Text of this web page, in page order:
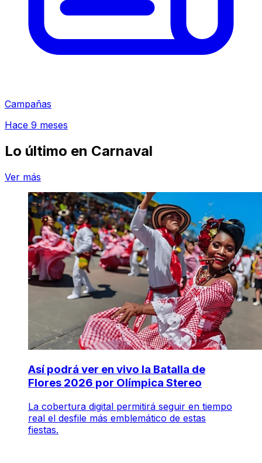
Campañas
Hace 9 meses
Lo último en Carnaval
Ver más
Así podrá ver en vivo la Batalla de
Flores 2026 por Olímpica Stereo
La cobertura digital permitirá seguir en tiempo
real el desfile más emblemático de estas
fiestas.